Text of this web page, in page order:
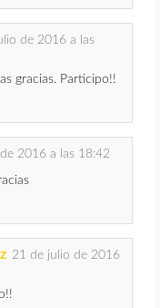
de 2016 a las
gracias. Participo!!
2016 a las 18:42
21 de julio de 2016